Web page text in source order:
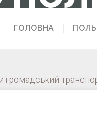
ГОЛОВНА
громадський